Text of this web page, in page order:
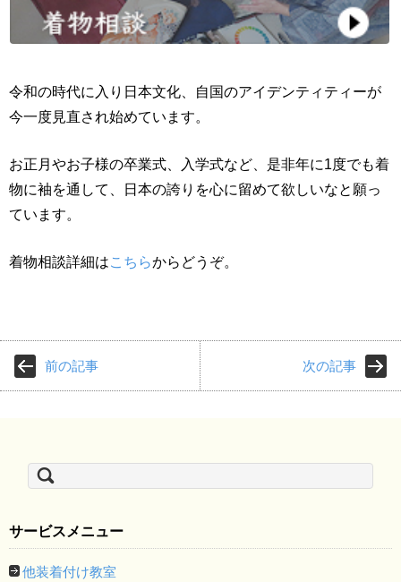
令和の時代に入り日本文化、自国のアイデンティティーが
今一度見直され始めています。
お正月やお子様の卒業式、入学式など、是非年に1度でも着
物に袖を通して、日本の誇りを心に留めて欲しいなと願っ
ています。
着物相談詳細はこちらからどうぞ。
前の記事 次の記事
索:
サービスメニュー
他装着付け教室